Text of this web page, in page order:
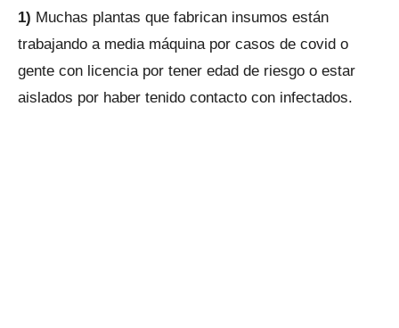
1) Muchas plantas que fabrican insumos están
trabajando a media máquina por casos de covid o
gente con licencia por tener edad de riesgo o estar
aislados por haber tenido contacto con infectados.